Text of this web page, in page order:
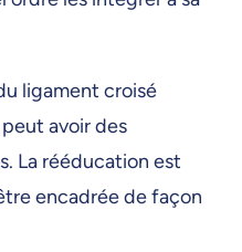
ligament croisé
avoir des
La rééducation est
encadrée de façon